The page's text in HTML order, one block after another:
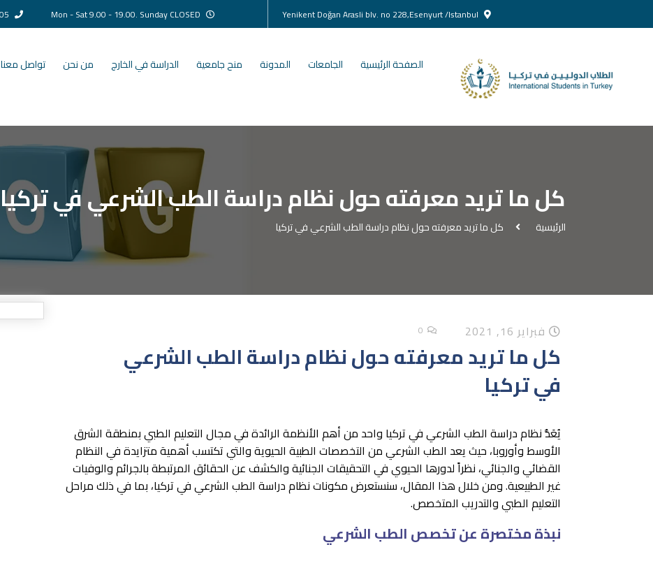
الصفحة الرئيسية الجامعات المدونة منح جامعية الدراسة في الخارج من نحن تواصل معنا
كل ما تريد معرفته حول نظام دراسة الطب الشرعي في تركيا
الرئيسية كل ما تريد معرفته حول نظام دراسة الطب الشرعي في تركيا
فبراير 16, 2021 0
كل ما تريد معرفته حول نظام دراسة الطب الشرعي
في تركيا
يُعَدُّ نظام دراسة الطب الشرعي في تركيا واحد من أهم الأنظمة الرائدة في مجال التعليم الطبي بمنطقة الشرق
الأوسط وأوروبا، حيث يعد الطب الشرعي من التخصصات الطبية الحيوية والتي تكتسب أهمية متزايدة في النظام
القضائي والجنائي، نظراً لدورها الحيوي في التحقيقات الجنائية والكشف عن الحقائق المرتبطة بالجرائم والوفيات
غير الطبيعية. ومن خلال هذا المقال، سنستعرض مكونات نظام دراسة الطب الشرعي في تركيا، بما في ذلك مراحل
التعليم الطبي والتدريب المتخصص.
نبذة مختصرة عن تخصص الطب الشرعي